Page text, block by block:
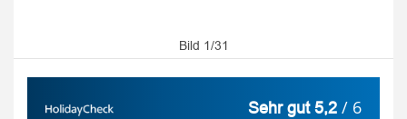
Bild 1/31
Sehr gut 5,2 / 6